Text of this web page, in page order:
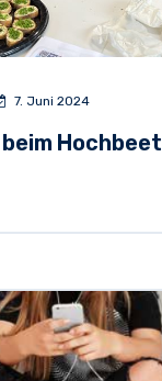
7. Juni 2024
Hochbeet